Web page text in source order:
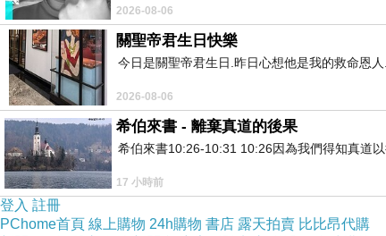
2026-08-06
關聖帝君生日快樂
今日是關聖帝君生日.昨日心想他是我的救命
2026-08-06
希伯來書 - 離棄真道的後果
希伯來書10:26-10:31 10:26因為我們得知真道
17 小時前
登入 註冊
PChome首頁 線上購物 24h購物 書店 露天拍賣 比比昂代購